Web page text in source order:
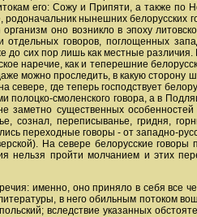
его: Сожу и Припяти, а также по
нынешних
оно возникло в эпоху
говоров, поглощенных
сих пор лишь как местные различия.
наречие, как и теперешние
можно проследить, в какую сторону
где теперь господствует
полоцко-смоленского говора, а в
заметно существенных
сознал, переписыванье, гридня,
переходные говоры - от западно-
На севере белорусские
нельзя пройти молчанием и этих
именно, оно приняло в себя
в него обильным потоком
вследствие указанных